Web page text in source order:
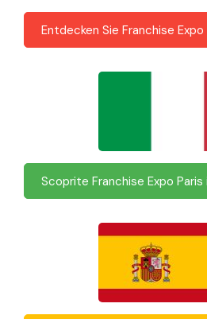
Entdecken Sie Franchise
Scoprite Franchise Expo Paris